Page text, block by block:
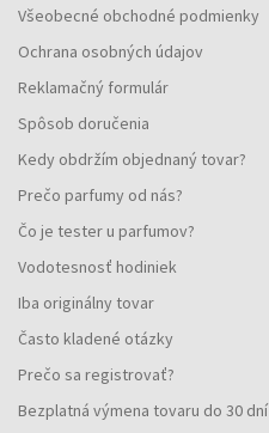
Všeobecné obchodné podmienky
Ochrana osobných údajov
Reklamačný formulár
Spôsob doručenia
Kedy obdržím objednaný tovar?
Prečo parfumy od nás?
Čo je tester u parfumov?
Vodotesnosť hodiniek
Iba originálny tovar
Často kladené otázky
Prečo sa registrovať?
Bezplatná výmena tovaru do 30 dní